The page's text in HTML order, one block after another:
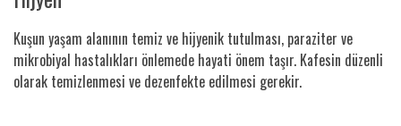
Kuşun yaşam alanının temiz ve hijyenik tutulması, paraziter ve
mikrobiyal hastalıkları önlemede hayati önem taşır. Kafesin düzenli
olarak temizlenmesi ve dezenfekte edilmesi gerekir.